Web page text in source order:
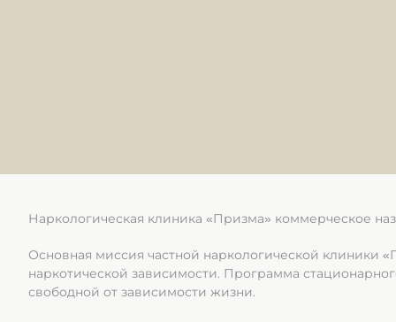
Наркологическая клиника «Призма» коммерческое
Основная миссия частной наркологической
наркотической зависимости. Программа
свободной от зависимости жизни.